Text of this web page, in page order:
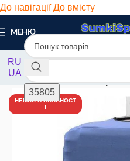
До навігаціїДо вмісту
МЕНЮ
RU
UA
Головна/ Чохли/ Неопрен
НЕМАЄ В НАЯВНОСТ
І